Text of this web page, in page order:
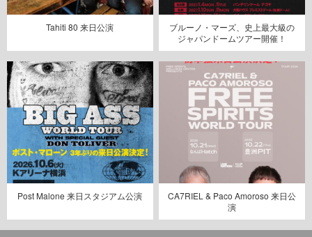
Tahiti 80 来日公演
ブルーノ・マーズ、史上最大級の
ジャパンドームツアー開催！
Post Malone 来日スタジアム公演
CA7RIEL & Paco Amoroso 来日公
演